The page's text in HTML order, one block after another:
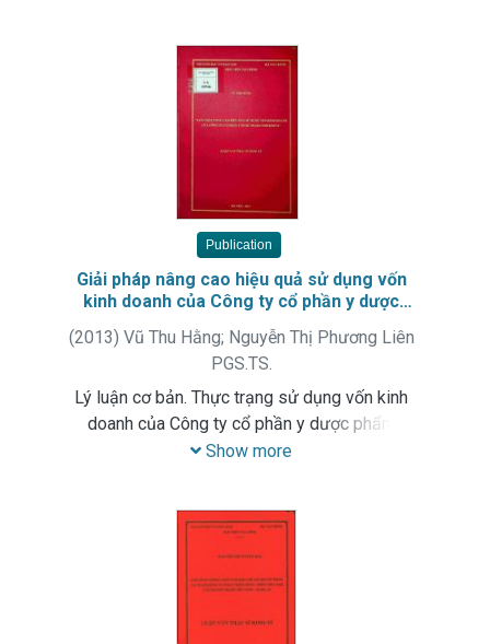
Publication
Giải pháp nâng cao hiệu quả sử dụng vốn
kinh doanh của Công ty cổ phần y dược
phẩm VIMEDIMEX
(2013) Vũ Thu Hằng; Nguyễn Thị Phương Liên
PGS.TS.
Lý luận cơ bản. Thực trạng sử dụng vốn kinh
doanh của Công ty cổ phần y dược phẩm
VIMEDIMEX. Giải pháp hoàn thiện.
Show more